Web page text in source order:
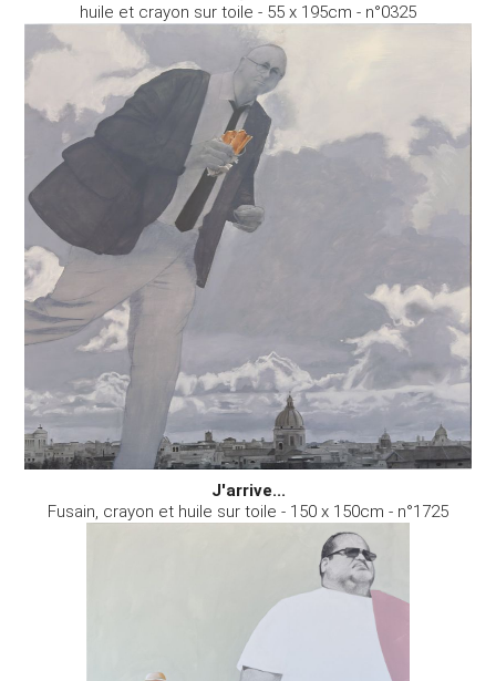
huile et crayon sur toile - 55 x 195cm - n°0325
J'arrive...
Fusain, crayon et huile sur toile - 150 x 150cm - n°1725